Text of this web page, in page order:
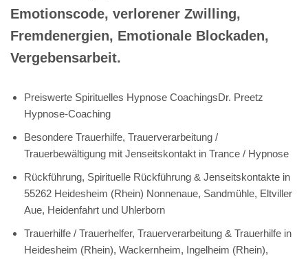
Emotionscode, verlorener Zwilling,
Fremdenergien, Emotionale Blockaden,
Vergebensarbeit.
Preiswerte Spirituelles Hypnose CoachingsDr. Preetz
Hypnose-Coaching
Besondere Trauerhilfe, Trauerverarbeitung /
Trauerbewältigung mit Jenseitskontakt in Trance / Hypnose
Rückführung, Spirituelle Rückführung & Jenseitskontakte in
55262 Heidesheim (Rhein) Nonnenaue, Sandmühle, Eltviller
Aue, Heidenfahrt und Uhlerborn
Trauerhilfe / Trauerhelfer, Trauerverarbeitung & Trauerhilfe in
Heidesheim (Rhein), Wackernheim, Ingelheim (Rhein),